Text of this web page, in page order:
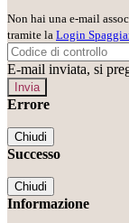
Non hai una e-mail
tramite la Login
E-mail inviata, si
Errore
Chiudi
Successo
Chiudi
Informazione